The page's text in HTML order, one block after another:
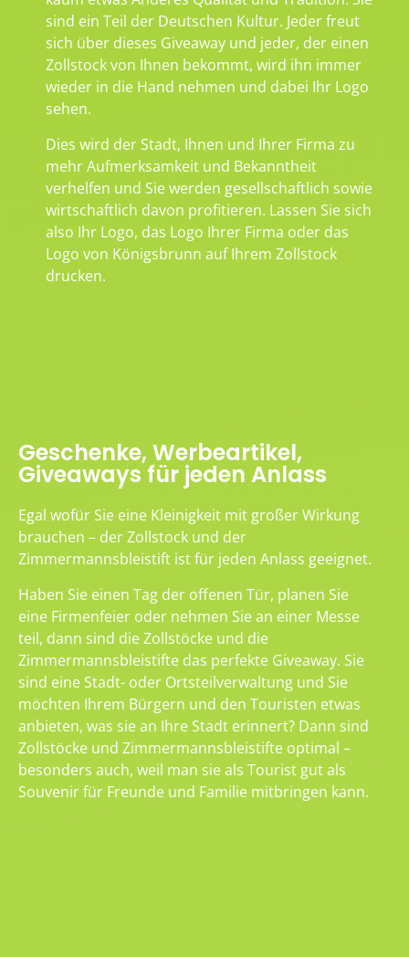
sind ein Teil der Deutschen Kultur. Jeder freut
sich über dieses Giveaway und jeder, der einen
Zollstock von Ihnen bekommt, wird ihn immer
wieder in die Hand nehmen und dabei Ihr Logo
sehen.
Dies wird der Stadt, Ihnen und Ihrer Firma zu
mehr Aufmerksamkeit und Bekanntheit
verhelfen und Sie werden gesellschaftlich sowie
wirtschaftlich davon profitieren. Lassen Sie sich
also Ihr Logo, das Logo Ihrer Firma oder das
Logo von Königsbrunn auf Ihrem Zollstock
drucken.
Geschenke, Werbeartikel,
Giveaways für jeden Anlass
Egal wofür Sie eine Kleinigkeit mit großer Wirkung
brauchen – der Zollstock und der
Zimmermannsbleistift ist für jeden Anlass geeignet.
Haben Sie einen Tag der offenen Tür, planen Sie
eine Firmenfeier oder nehmen Sie an einer Messe
teil, dann sind die Zollstöcke und die
Zimmermannsbleistifte das perfekte Giveaway. Sie
sind eine Stadt- oder Ortsteilverwaltung und Sie
möchten Ihrem Bürgern und den Touristen etwas
anbieten, was sie an Ihre Stadt erinnert? Dann sind
Zollstöcke und Zimmermannsbleistifte optimal –
besonders auch, weil man sie als Tourist gut als
Souvenir für Freunde und Familie mitbringen kann.